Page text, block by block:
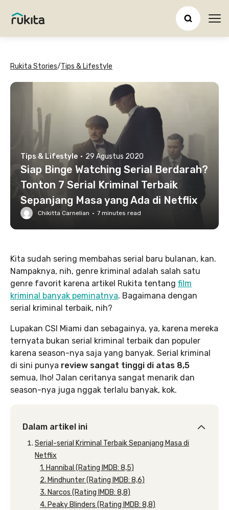
Rukita Stories/Tips & Lifestyle
Tips & Lifestyle · 29 Agustus 2020
Siap Binge Watching Serial Berdarah?
Tonton 7 Serial Kriminal Terbaik
Sepanjang Masa yang Ada di Netflix
Chikitta Carnelian · 7 minutes read
Kita sudah sering membahas serial baru bulanan, kan.
Nampaknya, nih, genre kriminal adalah salah satu
genre favorit karena artikel Rukita tentang film
kriminal banyak peminatnya. Bagaimana dengan
serial kriminal terbaik, nih?
Lupakan CSI Miami dan sebagainya, ya, karena mereka
ternyata bukan serial kriminal terbaik dan populer
karena season-nya saja yang banyak. Serial kriminal
di sini punya review sangat tinggi di atas 8,5
semua, lho! Jalan ceritanya sangat menarik dan
season-nya juga nggak terlalu banyak, kok.
Dalam artikel ini
Serial-serial Kriminal Terbaik Sepanjang Masa di
Netflix
1. Hannibal (Rating IMDB: 8,5)
2. Mindhunter (Rating IMDB: 8,6)
3. Narcos (Rating IMDB: 8,8)
4. Peaky Blinders (Rating IMDB: 8,8)